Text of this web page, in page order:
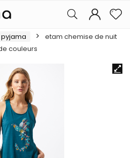
pyjama
etam chemise de nuit
couleurs